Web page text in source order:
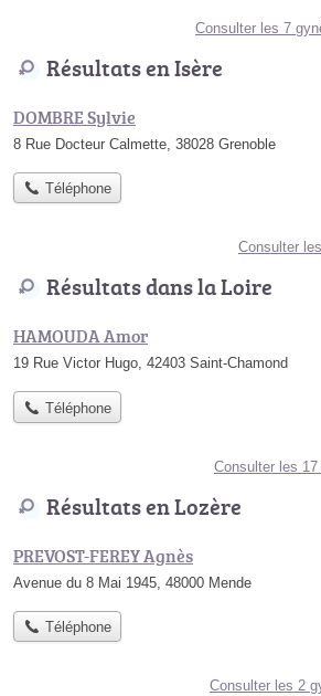
Consulter les 7
Résultats en Isère
DOMBRE Sylvie
8 Rue Docteur Calmette, 38028 Grenoble
Téléphone
Consulter
Résultats dans la Loire
HAMOUDA Amor
19 Rue Victor Hugo, 42403 Saint-Chamond
Téléphone
Consulter les
Résultats en Lozère
PREVOST-FEREY Agnès
Avenue du 8 Mai 1945, 48000 Mende
Téléphone
Consulter les 2